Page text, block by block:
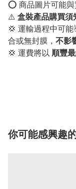
⭕️ 商品圖片可能與
⚠️ 盒裝產品購買須
💢 運輸過程中可
合或無封膜， 不影
💢 運費將以 順豐
你可能感興趣